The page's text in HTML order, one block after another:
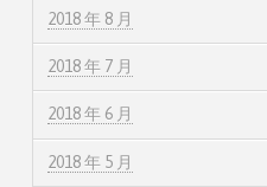
2018 年 8 月
2018 年 7 月
2018 年 6 月
2018 年 5 月